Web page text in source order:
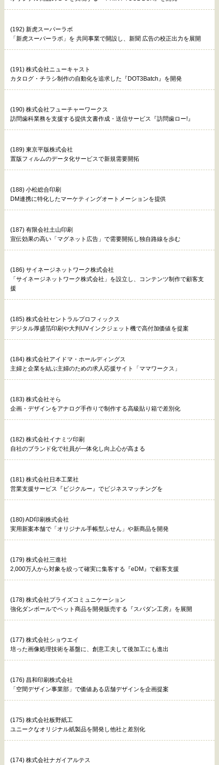
(192) 新虎スーパーラボ
「新虎スーパーラボ」を 共同事業で開設し、新聞 広告の校正出力を展開
(191) 株式会社ニューキャスト
カタログ・チラシ制作の自動化を追求した『DOT3Batch』を開発
(190) 株式会社フューチャーワークス
訪問歯科業務を支援する提供文書作成・送信サービス『訪問歯ロー!』
(189) 東京平版株式会社
置版フィルムのデータ化サービスで新規需要開拓
(188) 小松総合印刷
DM連携に特化したマーケティングオートメーションを提供
(187) 有限会社土山印刷
宣伝効果の高い「マグネット広告」で需要開拓し独自路線を歩む
(186) サイネージネットワーク株式会社
「サイネージネットワーク株式会社」を設立し、コンテンツ制作で顧客支
援
(185) 株式会社セントラルプロフィックス
デジタル厚盛箔印刷や大判UVインクジェット機で高付加価値を提案
(184) 株式会社アイドマ・ホールディングス
主婦と企業を結ぶ主婦のための求人応援サイト「ママワークス」
(183) 株式会社そら
企画・デザインをアナログ手作りで制作する高級貼り箱で差別化
(182) 株式会社イナミツ印刷
自社のブランド化で社員が一体化し向上心が高まる
(181) 株式会社日本工業社
営業支援サービス『ビジクルー』でビジネスマッチングを
(180) AD印刷株式会社
実用新案本舗で「オリジナル手帳型ふせん」や新商品を開発
(179) 株式会社三進社
2,000万人から対象を絞って確実に集客する『eDM』で顧客支援
(178) 株式会社プライズコミュニケーション
強化ダンボールでペット商品を開発販売する『スパダン工房』を展開
(177) 株式会社ショウエイ
培った画像処理技術を基盤に、創意工夫して後加工にも進出
(176) 昌和印刷株式会社
「空間デザイン事業部」で価値ある店舗デザインを企画提案
(175) 株式会社板野紙工
ユニークなオリジナル紙製品を開発し他社と差別化
(174) 株式会社ナガイアルテス